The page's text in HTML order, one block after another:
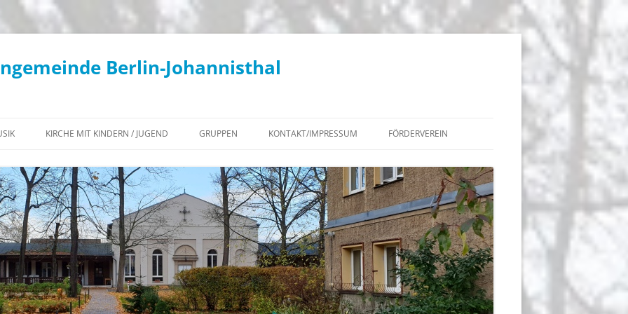
Berlin-Johannisthal
KIRCHE MIT KINDERN / JUGEND
KIKI – TERMINE
KONFIRMATION 2027
JUGEND – AKTUELLES
JG²
JUGEND – TERMINE
GRUPPEN
KLIMATEAM
BEGEGNUNGS-CAFÉ
KONTEMPLATIONSABENDE IN DER
KIRCHENGEMEINDE
JOHANNISTHAL
DIAKONISCHER ARBEITSKREIS
KONTAKT/IMPRESSUM FÖRDERVEREIN
TERMINE